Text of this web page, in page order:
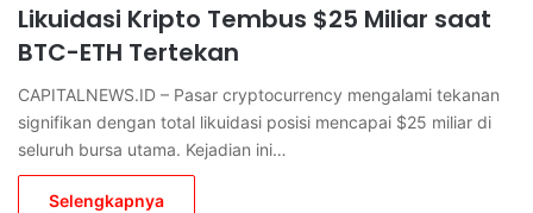
Likuidasi Kripto Tembus $25 Miliar saat
BTC-ETH Tertekan
CAPITALNEWS.ID – Pasar cryptocurrency mengalami tekanan
signifikan dengan total likuidasi posisi mencapai $25 miliar di
seluruh bursa utama. Kejadian ini…
Selengkapnya